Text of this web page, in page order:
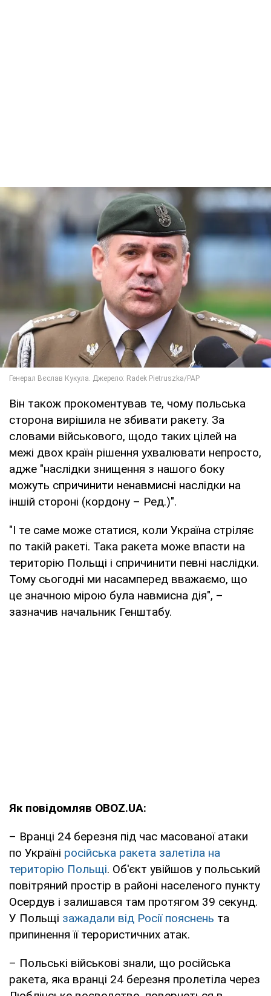
Він також прокоментував те, чому польська
сторона вирішила не збивати ракету. За
словами військового, щодо таких цілей на
межі двох країн рішення ухвалювати непросто,
адже "наслідки знищення з нашого боку
можуть спричинити ненавмисні наслідки на
іншій стороні (кордону – Ред.)".
"І те саме може статися, коли Україна стріляє
по такій ракеті. Така ракета може впасти на
територію Польщі і спричинити певні наслідки.
Тому сьогодні ми насамперед вважаємо, що
це значною мірою була навмисна дія", –
зазначив начальник Генштабу.
Як повідомляв OBOZ.UA:
– Вранці 24 березня під час масованої атаки
по Україні російська ракета залетіла на
територію Польщі. Об'єкт увійшов у польський
повітряний простір в районі населеного пункту
Осердув і залишався там протягом 39 секунд.
У Польщі зажадали від Росії пояснень та
припинення її терористичних атак.
– Польські військові знали, що російська
ракета, яка вранці 24 березня пролетіла через